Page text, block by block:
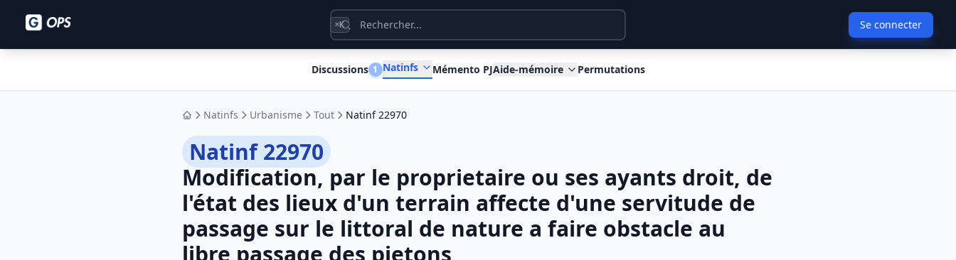
⌘K Se connecter
Discussions 1 Natinfs Mémento PJAide-mémoire Permutations
AccueilNatinfs Urbanisme Tout Natinf 22970
Natinf 22970
Modification, par le proprietaire ou ses ayants droit, de
l'état des lieux d'un terrain affecte d'une servitude de
passage sur le littoral de nature a faire obstacle au
libre passage des pietons